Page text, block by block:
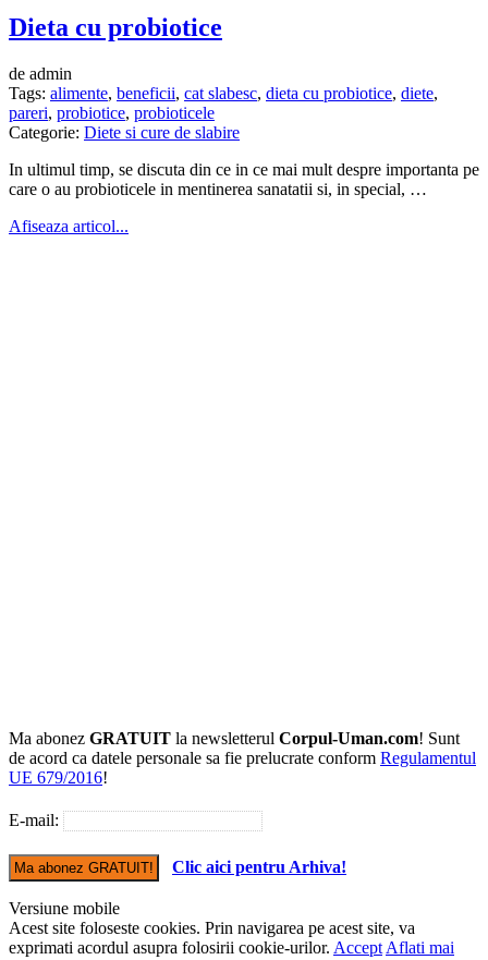
Dieta cu probiotice
de admin
Tags: alimente, beneficii, cat slabesc, dieta cu probiotice, diete,
pareri, probiotice, probioticele
Categorie: Diete si cure de slabire
In ultimul timp, se discuta din ce in ce mai mult despre importanta pe
care o au probioticele in mentinerea sanatatii si, in special, …
Afiseaza articol...
Ma abonez GRATUIT la newsletterul Corpul-Uman.com! Sunt
de acord ca datele personale sa fie prelucrate conform Regulamentul
UE 679/2016!
E-mail:
Clic aici pentru Arhiva!
Versiune mobile
Acest site foloseste cookies. Prin navigarea pe acest site, va
exprimati acordul asupra folosirii cookie-urilor. Accept Aflati mai